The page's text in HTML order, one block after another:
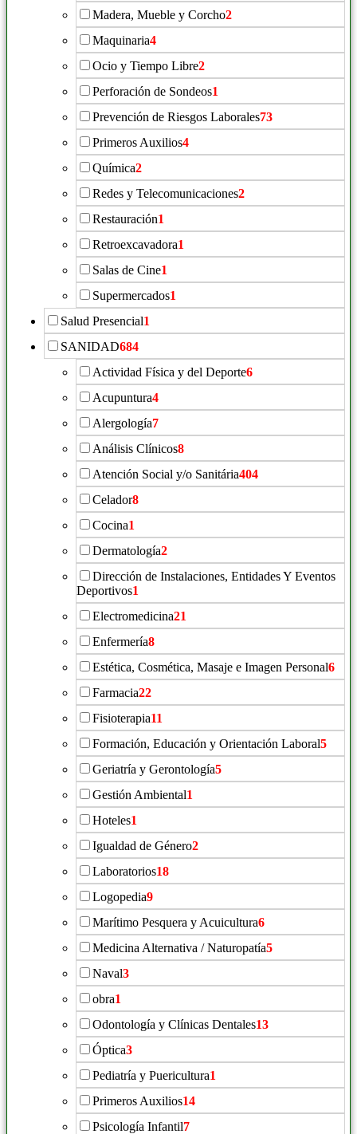
Madera, Mueble y Corcho2
Maquinaria4
Ocio y Tiempo Libre2
Perforación de Sondeos1
Prevención de Riesgos Laborales73
Primeros Auxilios4
Química2
Redes y Telecomunicaciones2
Restauración1
Retroexcavadora1
Salas de Cine1
Supermercados1
Salud Presencial1
SANIDAD684
Actividad Física y del Deporte6
Acupuntura4
Alergología7
Análisis Clínicos8
Atención Social y/o Sanitária404
Celador8
Cocina1
Dermatología2
Dirección de Instalaciones, Entidades Y Eventos
Deportivos1
Electromedicina21
Enfermería8
Estética, Cosmética, Masaje e Imagen Personal6
Farmacia22
Fisioterapia11
Formación, Educación y Orientación Laboral5
Geriatría y Gerontología5
Gestión Ambiental1
Hoteles1
Igualdad de Género2
Laboratorios18
Logopedia9
Marítimo Pesquera y Acuicultura6
Medicina Alternativa / Naturopatía5
Naval3
obra1
Odontología y Clínicas Dentales13
Óptica3
Pediatría y Puericultura1
Primeros Auxilios14
Psicología Infantil7